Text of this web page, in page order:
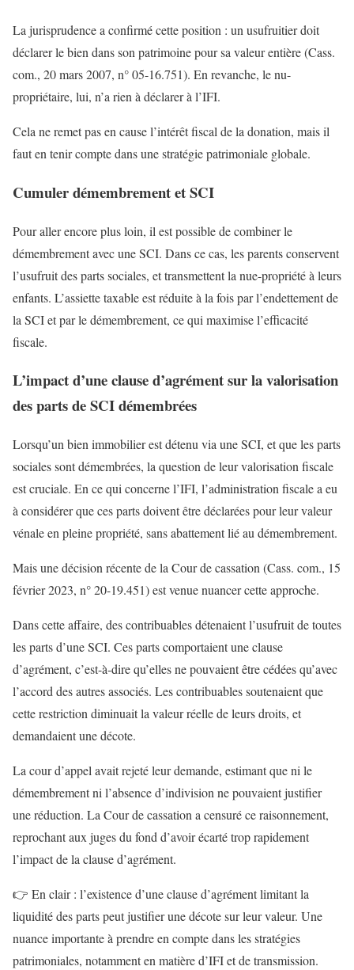
La jurisprudence a confirmé cette position : un usufruitier doit
déclarer le bien dans son patrimoine pour sa valeur entière (Cass.
com., 20 mars 2007, n° 05-16.751). En revanche, le nu-
propriétaire, lui, n’a rien à déclarer à l’IFI.
Cela ne remet pas en cause l’intérêt fiscal de la donation, mais il
faut en tenir compte dans une stratégie patrimoniale globale.
Cumuler démembrement et SCI
Pour aller encore plus loin, il est possible de combiner le
démembrement avec une SCI. Dans ce cas, les parents conservent
l’usufruit des parts sociales, et transmettent la nue-propriété à leurs
enfants. L’assiette taxable est réduite à la fois par l’endettement de
la SCI et par le démembrement, ce qui maximise l’efficacité
fiscale.
L’impact d’une clause d’agrément sur la valorisation
des parts de SCI démembrées
Lorsqu’un bien immobilier est détenu via une SCI, et que les parts
sociales sont démembrées, la question de leur valorisation fiscale
est cruciale. En ce qui concerne l’IFI, l’administration fiscale a eu
à considérer que ces parts doivent être déclarées pour leur valeur
vénale en pleine propriété, sans abattement lié au démembrement.
Mais une décision récente de la Cour de cassation (Cass. com., 15
février 2023, n° 20-19.451) est venue nuancer cette approche.
Dans cette affaire, des contribuables détenaient l’usufruit de toutes
les parts d’une SCI. Ces parts comportaient une clause
d’agrément, c’est-à-dire qu’elles ne pouvaient être cédées qu’avec
l’accord des autres associés. Les contribuables soutenaient que
cette restriction diminuait la valeur réelle de leurs droits, et
demandaient une décote.
La cour d’appel avait rejeté leur demande, estimant que ni le
démembrement ni l’absence d’indivision ne pouvaient justifier
une réduction. La Cour de cassation a censuré ce raisonnement,
reprochant aux juges du fond d’avoir écarté trop rapidement
l’impact de la clause d’agrément.
👉 En clair : l’existence d’une clause d’agrément limitant la
liquidité des parts peut justifier une décote sur leur valeur. Une
nuance importante à prendre en compte dans les stratégies
patrimoniales, notamment en matière d’IFI et de transmission.